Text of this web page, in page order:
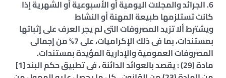
6. الجرائد والمجلات اليومية أو الأسبوعية أو الشهرية إذا
كانت تستلزمها طبيعة المهنة أو النشاط
ويشترط ألا تزيد المصروفات التى لم يجر العرف على إثباتها
بمستندات، بما فى ذلك الإكراميات، على 7% من إجمالى
المصروفات العمومية والإدارية المؤيدة بمستندات.
مادة (29) : يقصد بالعوائد الدائنة ، فى تطبيق حكم البند [1]